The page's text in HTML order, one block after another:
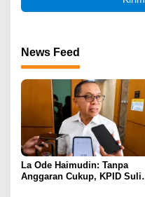
News Feed
La Ode Haimudin: Tanpa
Anggaran Cukup, KPID Sulit